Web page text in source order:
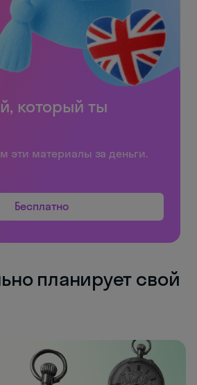
который ты
эти материалы за деньги.
Бесплатно
планирует свой